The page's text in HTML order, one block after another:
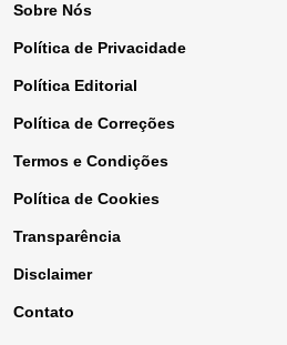
Sobre Nós
Política de Privacidade
Política Editorial
Política de Correções
Termos e Condições
Política de Cookies
Transparência
Disclaimer
Contato